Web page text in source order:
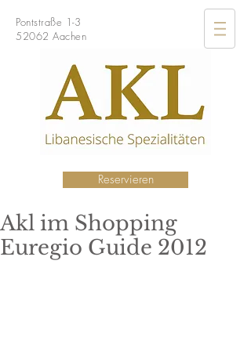
Pontstraße 1-3
52062 Aachen
Reservieren
Akl im Shopping
Euregio Guide 2012